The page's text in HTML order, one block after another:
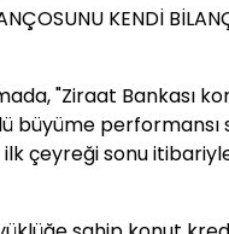
KENDİ
"Ziraat Bankası
büyüme performansı
ilk çeyreği sonu